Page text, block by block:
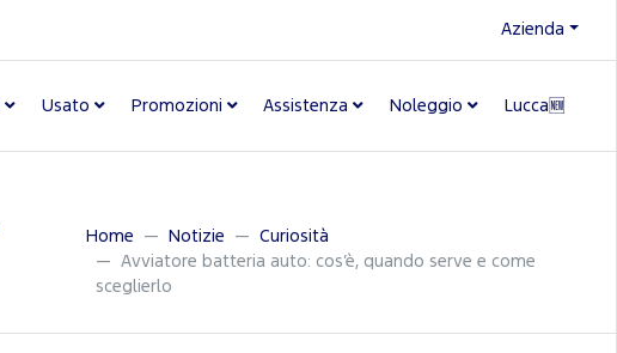
Azienda
Usato Promozioni Assistenza Noleggio Lucca🆕
Home Notizie
Curiosità
Avviatore batteria auto: cos’è, quando serve e come
sceglierlo